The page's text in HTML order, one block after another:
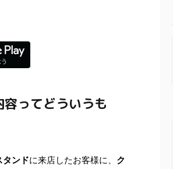
ってどういうも
タンドに来店したお客様に、 ク